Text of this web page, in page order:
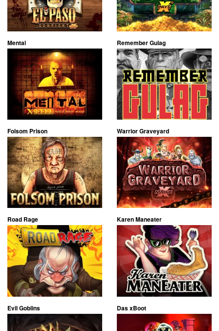
Mental Remember Gulag
Folsom Prison Warrior Graveyard
Road Rage Karen Maneater
Evil Goblins Das xBoot